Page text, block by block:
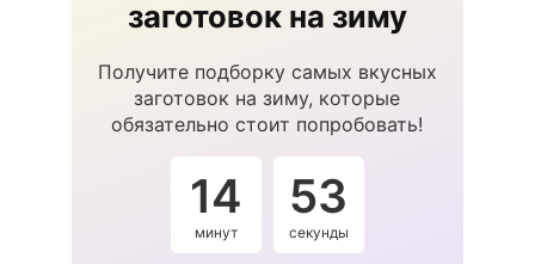
заготовок на зиму
Получите подборку самых вкусных
заготовок на зиму, которые
обязательно стоит попробовать!
14
минут
53
секунды